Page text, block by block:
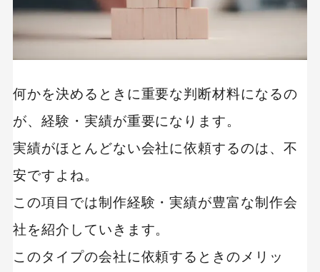
何かを決めるときに重要な判断材料になるの
が、経験・実績が重要になります。
実績がほとんどない会社に依頼するのは、不
安ですよね。
この項目では制作経験・実績が豊富な制作会
社を紹介していきます。
このタイプの会社に依頼するときのメリッ